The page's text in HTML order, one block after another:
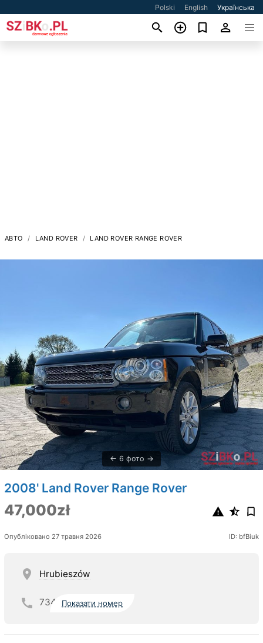
Polski English Українська
АВТО LAND ROVER LAND ROVER RANGE ROVER
6 фото
2008' Land Rover Range Rover
47,000zł
Опубліковано 27 травня 2026 ID: bfBiuk
Hrubieszów
734 Показати номер